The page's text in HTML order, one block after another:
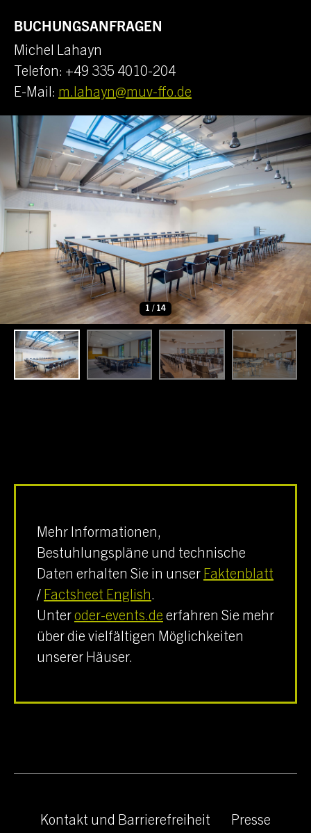
BUCHUNGSANFRAGEN
Michel Lahayn
Telefon: +49 335 4010-204
E-Mail: m.lahayn@muv-ffo.de
1 / 14
Mehr Informationen,
Bestuhlungspläne und technische
Daten erhalten Sie in unser Faktenblatt
/ Factsheet English
Unteroder-events.de erfahren Sie mehr
über die vielfältigen Möglichkeiten
unserer Häuser.
Kontakt und Barrierefreiheit Presse